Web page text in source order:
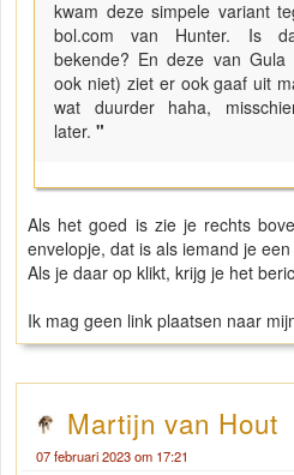
kwam deze simpele variant
bol.com van Hunter. Is
bekende? En deze van Gula
ook niet) ziet er ook gaaf uit
wat duurder haha,
later. "
Als het goed is zie je rechts
envelopje, dat is als iemand je
Als je daar op klikt, krijg je het
Ik mag geen link plaatsen naar
Martijn van Hout
07 februari 2023 om 17:21